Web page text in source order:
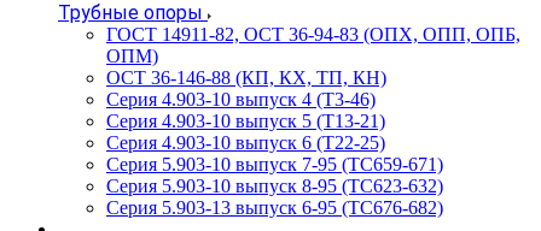
Трубные опоры
ГОСТ 14911-82, ОСТ 36-94-83 (ОПХ, ОПП, ОПБ,
ОПМ)
ОСТ 36-146-88 (КП, КХ, ТП, КН)
Серия 4.903-10 выпуск 4 (Т3-46)
Серия 4.903-10 выпуск 5 (Т13-21)
Серия 4.903-10 выпуск 6 (Т22-25)
Серия 5.903-10 выпуск 7-95 (ТС659-671)
Серия 5.903-10 выпуск 8-95 (ТС623-632)
Серия 5.903-13 выпуск 6-95 (ТС676-682)